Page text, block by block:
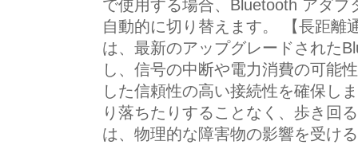
で使用する場合、Bluetooth アダ
自動的に切り替えます。 【長距離
は、最新のアップグレードされた
し、信号の中断や電力消費の可能
した信頼性の高い接続性を確保し
り落ちたりすることなく、歩き回
は、物理的な障害物の影響を受け